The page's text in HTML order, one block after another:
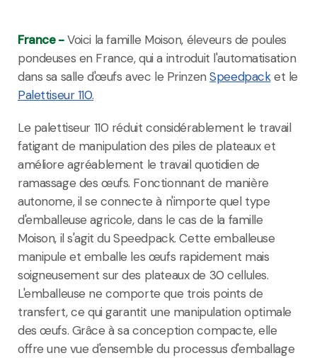
France -Voici la famille Moison, éleveurs de poules
pondeuses en France, qui a introduit l'automatisation
dans sa salle d'œufs avec le PrinzenSpeedpacket le
Palettiseur 110.
Le palettiseur 110 réduit considérablement le travail
fatigant de manipulation des piles de plateaux et
améliore agréablement le travail quotidien de
ramassage des œufs. Fonctionnant de manière
autonome, il se connecte à n'importe quel type
d'emballeuse agricole, dans le cas de la famille
Moison, il s'agit du Speedpack. Cette emballeuse
manipule et emballe les œufs rapidement mais
soigneusement sur des plateaux de 30 cellules.
L'emballeuse ne comporte que trois points de
transfert, ce qui garantit une manipulation optimale
des œufs. Grâce à sa conception compacte, elle
offre une vue d'ensemble du processus d'emballage